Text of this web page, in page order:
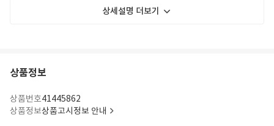
상세설명 더보기
상품정보
상품번호41445862
상품정보상품고시정보 안내